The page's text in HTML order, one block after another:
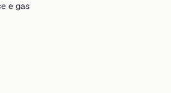
e gas